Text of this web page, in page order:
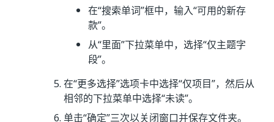
在“搜索单词”框中，输入“可用的新存
款”。
从“里面”下拉菜单中，选择“仅主题字
段”。
在“更多选择”选项卡中选择“仅项目”， 然后从
相邻的下拉菜单中选择“未读”。
单击“确定”三次以关闭窗口并保存文件夹。